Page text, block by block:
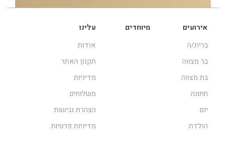
אירועים
ברית/ה
בר מצווה
בת מצווה
חתונה
יום
הולדת
מיוחדים
עלינו
אודות
תקנון האתר
מדיניות
משלוחים
הצהרת נגישות
מדיניות פרטיות